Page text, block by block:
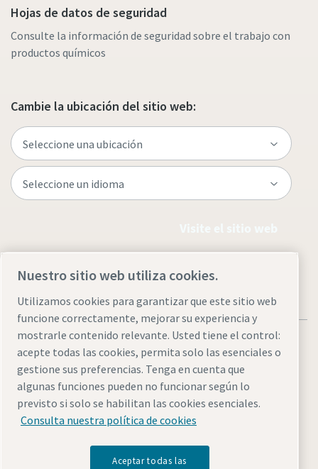
Hojas de datos de seguridad
Consulte la información de seguridad sobre el trabajo con
productos químicos
Cambie la ubicación del sitio web:
Avisos legales y de privacidadAdministrar cookies
Accesibilidad
Mapa del sitio
© 2026 Atlas Copco
Nuestro sitio web utiliza cookies.
Utilizamos cookies para garantizar que este sitio web
funcione correctamente, mejorar su experiencia y
mostrarle contenido relevante. Usted tiene el control:
acepte todas las cookies, permita solo las esenciales o
gestione sus preferencias. Tenga en cuenta que
algunas funciones pueden no funcionar según lo
previsto si solo se habilitan las cookies esenciales.
Consulta nuestra política de cookies
Aceptar todas las